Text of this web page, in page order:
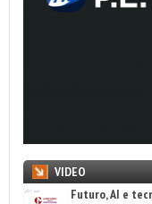
VIDEO
Futuro, AI e